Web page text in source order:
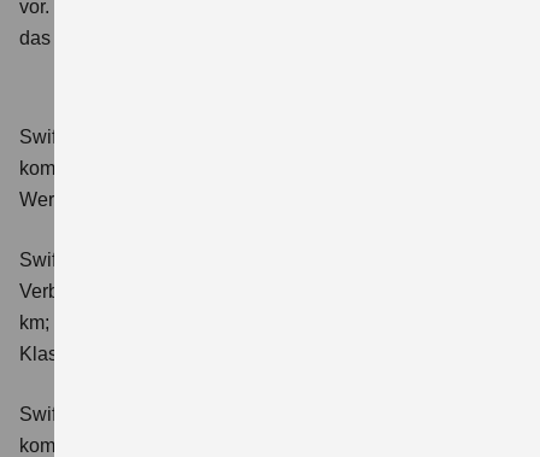
vor.
das Ergebnis.
Swift 1.2 DUALJET HYBRID Club
kombinierter Energieverbrauch 4,4 l/100km; kombinierter
Wert der CO₂-Emission: 98 g/km; CO₂-Klasse: C.
Swift 1.2 DUALJET HYBRID ALLGRIP Club
Verbrauchswerte: kombinierter Energieverbrauch 4,9 l/100
km; kombinierter Wert der CO₂-Emission: 111 g/km; CO₂-
Klasse: C.
Swift 1.2 DUALJET HYBRID Comfort
kombinierter Energieverbrauch 4,4 l/100km; kombinierter